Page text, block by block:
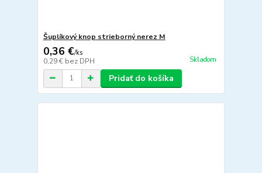
Šuplíkový knop strieborný nerez M
0,36 €/ks
0,29 € bez DPH Skladom
Pridať do košíka